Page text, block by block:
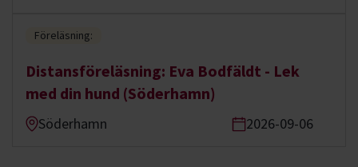
Föreläsning:
Distansföreläsning: Eva Bodfäldt - Lek
med din hund (Söderhamn)
Söderhamn 2026-09-06